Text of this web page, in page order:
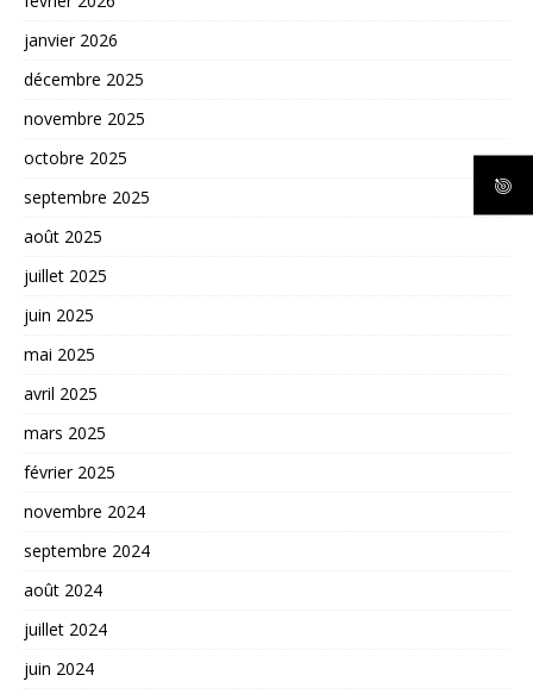
janvier 2026
décembre 2025
novembre 2025
octobre 2025
septembre 2025
août 2025
juillet 2025
juin 2025
mai 2025
avril 2025
mars 2025
février 2025
novembre 2024
septembre 2024
août 2024
juillet 2024
juin 2024